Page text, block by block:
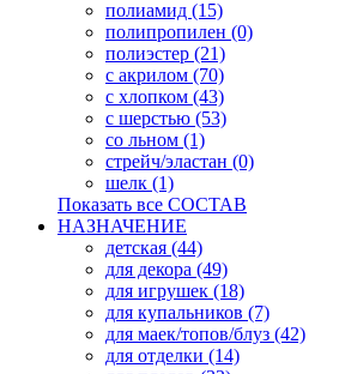
полиамид (15)
полипропилен (0)
полиэстер (21)
с акрилом (70)
с хлопком (43)
с шерстью (53)
со льном (1)
стрейч/эластан (0)
шелк (1)
Показать все СОСТАВ
НАЗНАЧЕНИЕ
детская (44)
для декора (49)
для игрушек (18)
для купальников (7)
для маек/топов/блуз (42)
для отделки (14)